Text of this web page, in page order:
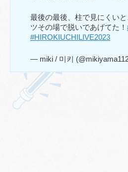
最後の最後、柱で見にくい
ツその場で脱いであげてた！
#HIROKIUCHILIVE2023
— miki / 미키